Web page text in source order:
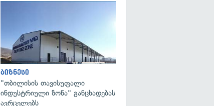
ბიზნესი
"თბილისის თავისუფალი
ინდუსტრიული ზონა" განცხადებას
ავრცელებს